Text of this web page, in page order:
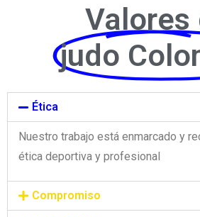
Valores
judo
Ética
Nuestro trabajo está enmarcado y
ética deportiva y profesional
Compromiso